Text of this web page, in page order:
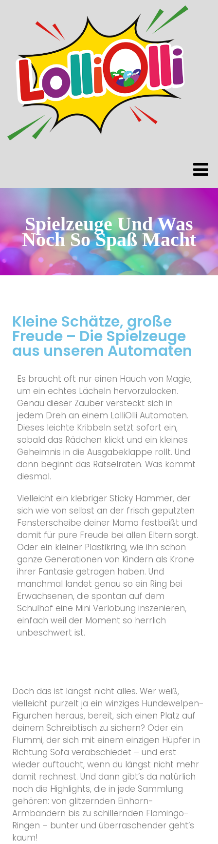
Spielzeuge Und Was
Noch So Spaß Macht
Kleine Schätze, große
Freude – Die Spielzeuge
aus unseren Automaten
Es braucht oft nur einen Hauch von Magie,
um ein echtes Lächeln hervorzulocken.
Genau dieser Zauber versteckt sich in
jedem Dreh an einem LolliOlli Automaten.
Dieses leichte Kribbeln setzt sofort ein,
sobald das Rädchen klickt und ein kleines
Geheimnis in die Ausgabeklappe rollt. Und
dann beginnt das Rätselraten. Was kommt
diesmal.
Vielleicht ein klebriger Sticky Hammer, der
sich wie von selbst an der frisch geputzten
Fensterscheibe deiner Mama festbeißt und
damit für pure Freude bei allen Eltern sorgt.
Oder ein kleiner Plastikring, wie ihn schon
ganze Generationen von Kindern als Krone
ihrer Fantasie getragen haben. Und
manchmal landet genau so ein Ring bei
Erwachsenen, die spontan auf dem
Schulhof eine Mini Verlobung inszenieren,
einfach weil der Moment so herrlich
unbeschwert ist.
Doch das ist längst nicht alles. Wer weiß,
vielleicht purzelt ja ein winziges Hundewelpen-
Figurchen heraus, bereit, sich einen Platz auf
deinem Schreibtisch zu sichern? Oder ein
Flummi, der sich mit einem einzigen Hüpfer in
Richtung Sofa verabschiedet – und erst
wieder auftaucht, wenn du längst nicht mehr
damit rechnest. Und dann gibt’s da natürlich
noch die Highlights, die in jede Sammlung
gehören: von glitzernden Einhorn-
Armbändern bis zu schillernden Flamingo-
Ringen – bunter und überraschender geht’s
kaum!